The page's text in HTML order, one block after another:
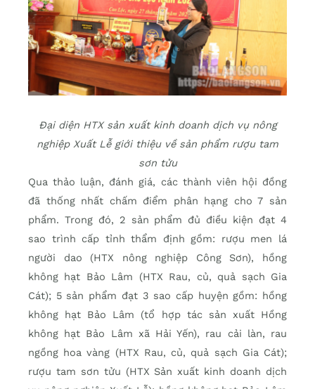
Đại diện HTX sản xuất kinh doanh dịch vụ nông
nghiệp Xuất Lễ giới thiệu về sản phẩm rượu tam
sơn tửu
Qua thảo luận, đánh giá, các thành viên hội đồng
đã thống nhất chấm điểm phân hạng cho 7 sản
phẩm. Trong đó, 2 sản phẩm đủ điều kiện đạt 4
sao trình cấp tỉnh thẩm định gồm: rượu men lá
người dao (HTX nông nghiệp Công Sơn), hồng
không hạt Bảo Lâm (HTX Rau, củ, quả sạch Gia
Cát); 5 sản phẩm đạt 3 sao cấp huyện gồm: hồng
không hạt Bảo Lâm (tổ hợp tác sản xuất Hồng
không hạt Bảo Lâm xã Hải Yến), rau cải làn, rau
ngồng hoa vàng (HTX Rau, củ, quả sạch Gia Cát);
rượu tam sơn tửu (HTX Sản xuất kinh doanh dịch